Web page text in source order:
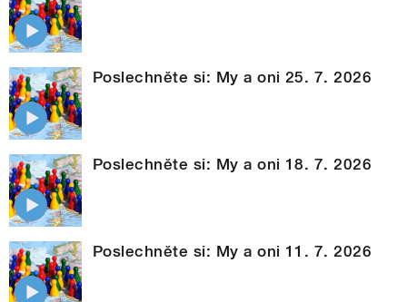
Poslechněte si: My a oni 25. 7. 2026
Poslechněte si: My a oni 18. 7. 2026
Poslechněte si: My a oni 11. 7. 2026